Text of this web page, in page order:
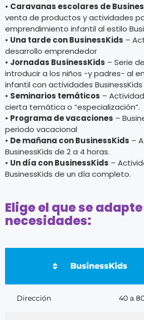
• Caravanas escolares de
venta de productos y actividades
emprendimiento infantil al estilo
• Una tarde con BusinessKids –
desarrollo emprendedor
• Jornadas BusinessKids – Serie
introducir a los niños -y padres- al
infantil con actividades
• Seminarios temáticos –
cierta temática o “especialización”.
• Programa de vacaciones –
periodo vacacional
• De mañana con BusinessKids –
BusinessKids de 2 a 4 horas.
• Un día con BusinessKids –
BusinessKids de un día completo.
Elige el que se
necesidades:
BusinessKids
Dirección 40 a